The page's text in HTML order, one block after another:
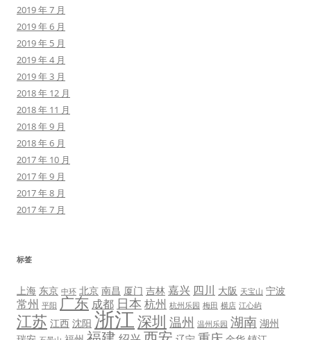
2019 年 7 月
2019 年 6 月
2019 年 5 月
2019 年 4 月
2019 年 3 月
2018 年 12 月
2018 年 11 月
2018 年 9 月
2018 年 6 月
2017 年 10 月
2017 年 9 月
2017 年 8 月
2017 年 7 月
标签
上海 东京 中环 北京 南昌 厦门 吉林 嘉兴 四川 大阪 天宝山 宁波
常州 平阳 广东 成都 日本 杭州 杭州乐园 梅田 横店 江心屿
江苏 江西 沈阳 浙江深圳 温州 温州乐园 湖南 湖州